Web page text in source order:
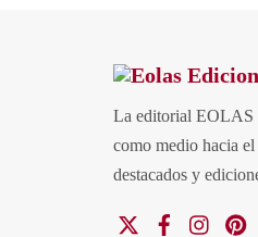
La editorial EOLAS
como medio hacia el
destacados y
Facebook